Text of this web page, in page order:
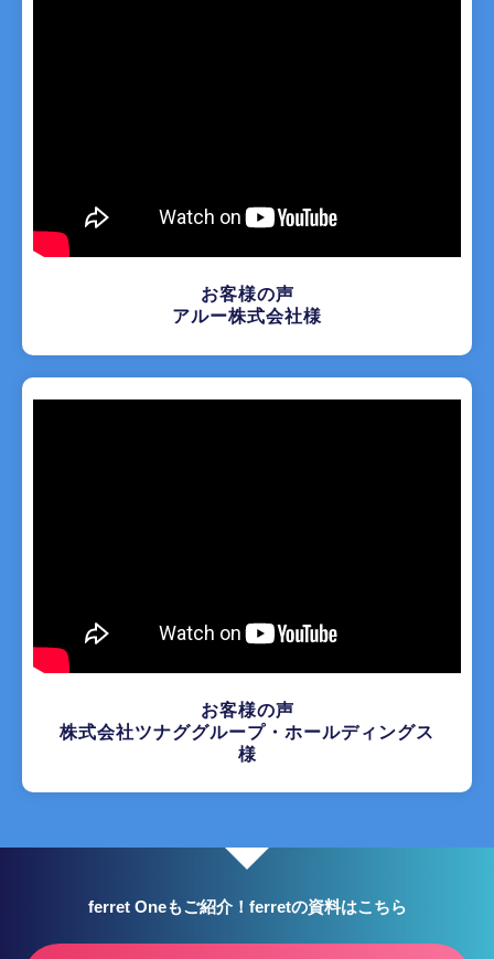
お客様の声
アルー株式会社様
お客様の声
株式会社ツナググループ・ホールディングス
様
ferret Oneもご紹介！ferretの資料はこちら